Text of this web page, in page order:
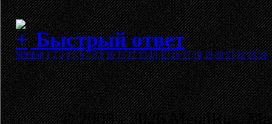
Быстрый ответ
Sitemap 1 2 3 4 5 6 7 8 9 10 11 12 13 14 15 16 17 18 19 20 21 22 23 24
© 2003 - 2026 MetalRus.